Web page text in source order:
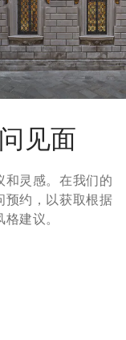
服务。更多信息，
见面
和灵感。在我们的
预约，以获取根据
建议。